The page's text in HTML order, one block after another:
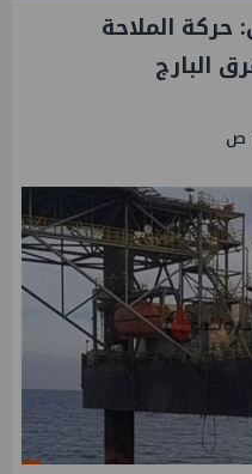
الملاحة
البارج